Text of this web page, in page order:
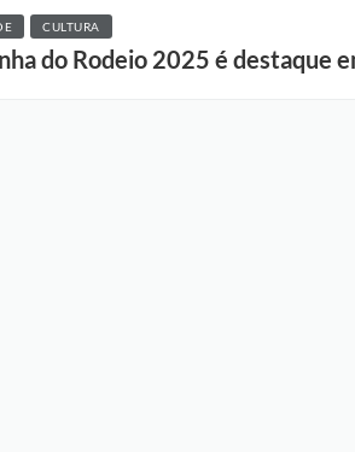
CULTURA
do Rodeio 2025 é destaque